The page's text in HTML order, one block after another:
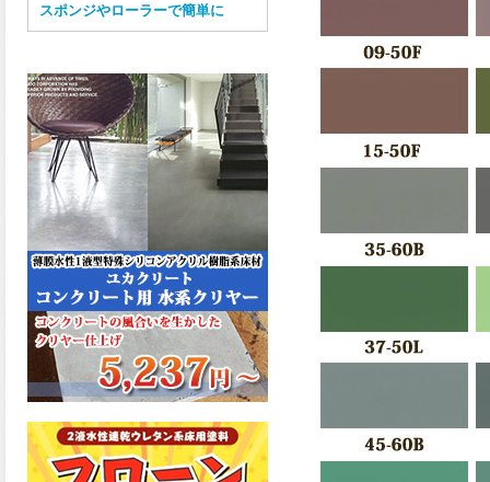
スポンジやローラーで簡単に
塗ってはがせる目かくし用水
イントが新しく販売開始致し
ました。ご購入はこちらか
ら。
2026.06.30
ウレタン特有の網目構造の反
応塗膜は、強靭で耐衝撃性、
耐擦り傷性、耐摩耗性に優れ
た機能を発揮、フローンフル
トップが新しく販売開始致し
ました。ご購入はこちらか
ら。
2026.06.29
コストを重視しした材料で、
優れた性能と高品質で高度な
防水機能を発揮、フローン12
た。ご購入はこちらから。
2026.06.29